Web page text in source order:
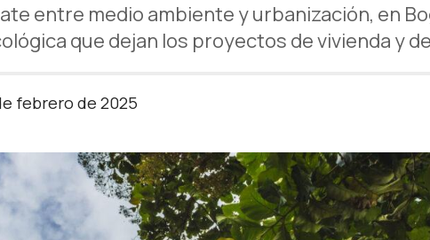
entre medio ambiente y urbanización, en
que dejan los proyectos de vivienda y
febrero de 2025